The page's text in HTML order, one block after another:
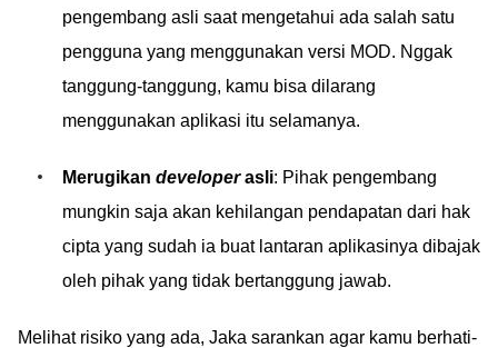
pengembang asli saat mengetahui ada salah satu
pengguna yang menggunakan versi MOD. Nggak
tanggung-tanggung, kamu bisa dilarang
menggunakan aplikasi itu selamanya.
Merugikan developerasli: Pihak pengembang
mungkin saja akan kehilangan pendapatan dari hak
cipta yang sudah ia buat lantaran aplikasinya dibajak
oleh pihak yang tidak bertanggung jawab.
Melihat risiko yang ada, Jaka sarankan agar kamu berhati-